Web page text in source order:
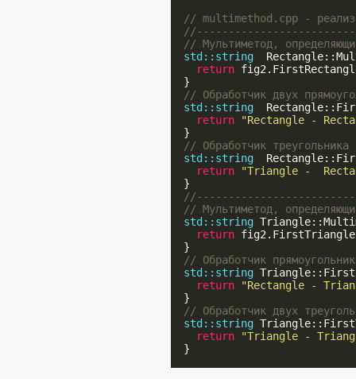
// multimethod.cpp -
// Мультиметод,
std::string
return
  }
// Обработчик двух
std::string
return
"Rectangle -
  }
// Обработчик треугольника
std::string
return
"Triangle -
  }
// Мультиметод,
std::string
return
  }
// Обработчик
std::string
return
"Rectangle -
  }
// Обработчик двух
std::string
return
"Triangle -
  }